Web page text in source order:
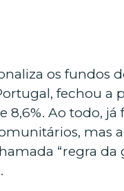
os fundos
fechou a
8,6%. Ao todo,
mas
“regra da